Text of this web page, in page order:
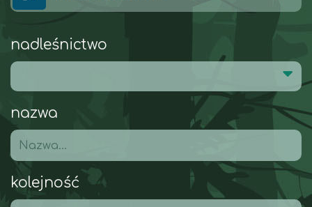
nadleśnictwo
nazwa
kolejność